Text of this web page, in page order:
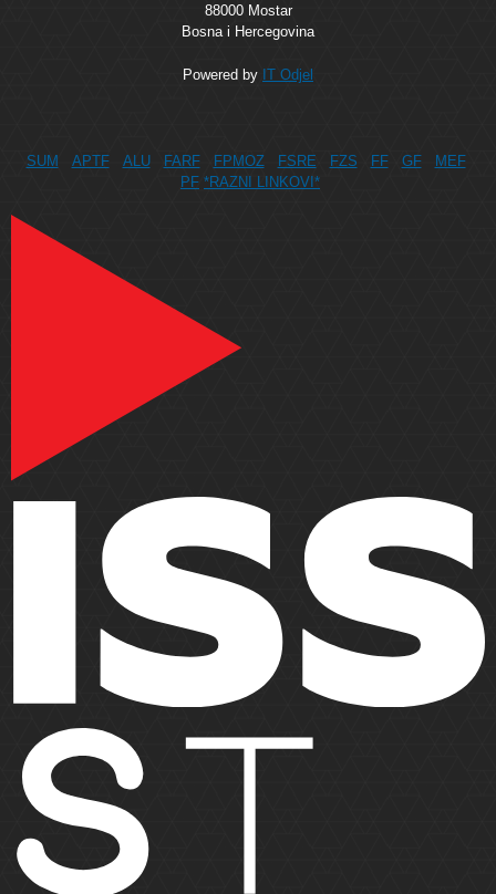
88000 Mostar
Bosna i Hercegovina
Powered by IT Odjel
SUM APTF ALU FARF FPMOZ FSRE FZS FF GF
MEF
PF *RAZNI LINKOVI*